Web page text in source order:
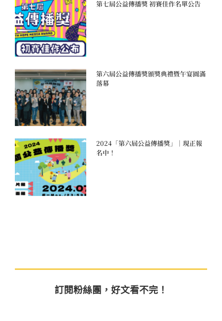
第七屆公益傳播獎 初賽佳作名單公告
第六屆公益傳播獎頒獎典禮暨午宴圓滿
落幕
2024「第六屆公益傳播獎」｜現正報
名中！
訂閱粉絲團，好文看不完！